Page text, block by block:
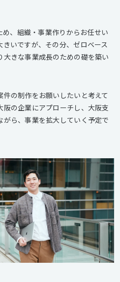
、組織・事業作りからお任せい
いですが、その分、ゼロベース
きな事業成長のための礎を築い
の制作をお願いしたいと考えて
の企業にアプローチし、大阪支
ら、事業を拡大していく予定で